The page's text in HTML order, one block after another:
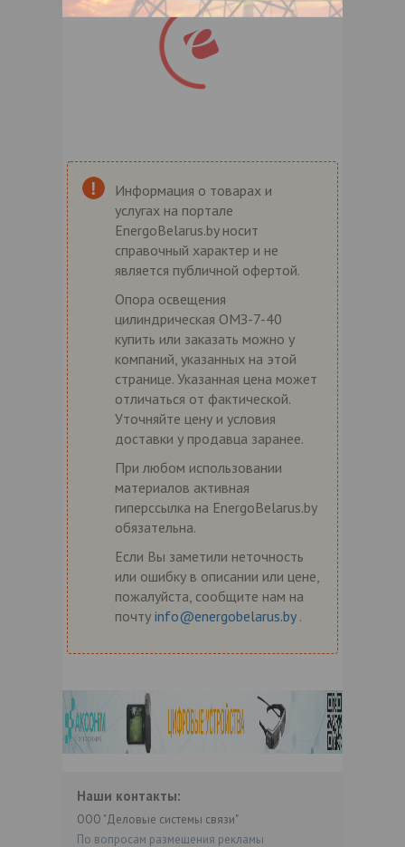
Информация о товарах и
услугах на портале
EnergoBelarus.by носит
справочный характер и не
является публичной офертой.
Опора освещения
цилиндрическая ОМЗ-7-40
купить или заказать можно у
компаний, указанных на этой
странице. Указанная цена может
отличаться от фактической.
Уточняйте цену и условия
доставки у продавца заранее.
При любом использовании
материалов активная
гиперссылка на EnergoBelarus.by
обязательна.
Если Вы заметили неточность
или ошибку в описании или цене,
пожалуйста, сообщите нам на
почту info@energobelarus.by .
Наши контакты:
ООО "Деловые системы связи"
По вопросам размещения рекламы